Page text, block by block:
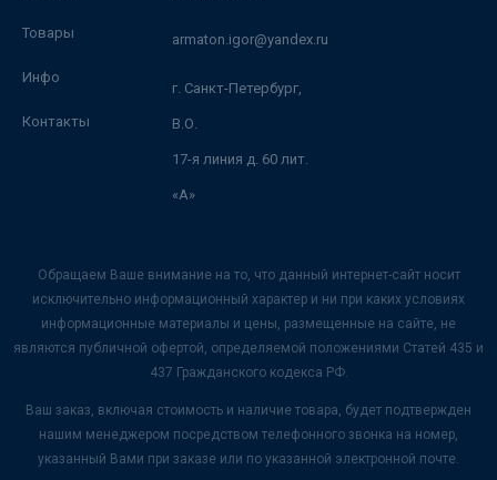
Товары
Инфо
Контакты
armaton.igor@yandex.ru
г. Санкт-Петербург,
В.О.
17-я линия д. 60 лит.
«А»
Обращаем Ваше внимание на то, что данный интернет-сайт носит
исключительно информационный характер и ни при каких условиях
информационные материалы и цены, размещенные на сайте, не
являются публичной офертой, определяемой положениями Статей 435 и
437 Гражданского кодекса РФ.
Ваш заказ, включая стоимость и наличие товара, будет подтвержден
нашим менеджером посредством телефонного звонка на номер,
указанный Вами при заказе или по указанной электронной почте.